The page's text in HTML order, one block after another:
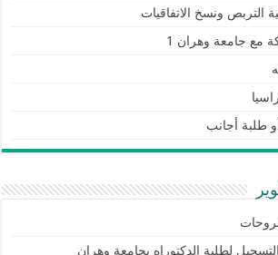
التربص ونسخ الاتفاقيات
مع جامعة وهران 1
طلبة أجانب
لطلبة الدكتوراه بجامعة وهران